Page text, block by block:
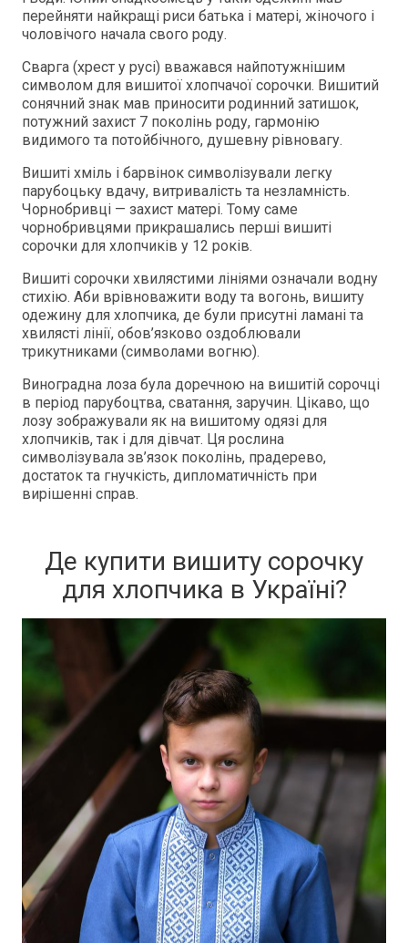
перейняти найкращі риси батька і матері, жіночого і
чоловічого начала свого роду.
Сварга (хрест у русі) вважався найпотужнішим
символом для вишитої хлопчачої сорочки. Вишитий
сонячний знак мав приносити родинний затишок,
потужний захист 7 поколінь роду, гармонію
видимого та потойбічного, душевну рівновагу.
Вишиті хміль і барвінок символізували легку
парубоцьку вдачу, витривалість та незламність.
Чорнобривці — захист матері. Тому саме
чорнобривцями прикрашались перші вишиті
сорочки для хлопчиків у 12 років.
Вишиті сорочки хвилястими лініями означали водну
стихію. Аби врівноважити воду та вогонь, вишиту
одежину для хлопчика, де були присутні ламані та
хвилясті лінії, обов’язково оздоблювали
трикутниками (символами вогню).
Виноградна лоза була доречною на вишитій сорочці
в період парубоцтва, сватання, заручин. Цікаво, що
лозу зображували як на вишитому одязі для
хлопчиків, так і для дівчат. Ця рослина
символізувала зв’язок поколінь, прадерево,
достаток та гнучкість, дипломатичність при
вирішенні справ.
Де купити вишиту сорочку
для хлопчика в Україні?